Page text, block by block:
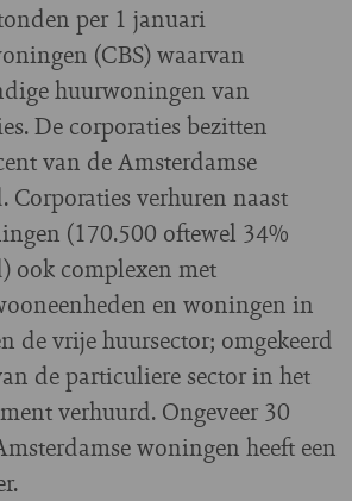
per 1 januari
(CBS) waarvan
huurwoningen van
De corporaties bezitten
van de Amsterdamse
verhuren naast
(170.500 oftewel 34%
ook complexen met
en woningen in
de vrije huursector; omgekeerd
de particuliere sector in het
verhuurd. Ongeveer 30
woningen heeft een